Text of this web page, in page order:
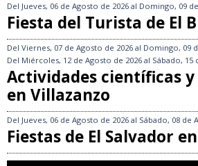
Del Jueves, 06 de Agosto de 2026 al Domingo, 09
Fiesta del Turista de El
Del Viernes, 07 de Agosto de 2026 al Domingo, 09
Del Miércoles, 12 de Agosto de 2026 al Sábado, 15
Actividades científicas
en Villazanzo
Del Jueves, 06 de Agosto de 2026 al Sábado, 08 de
Fiestas de El Salvador